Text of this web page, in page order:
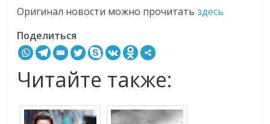
Оригинал новости можно прочитатьздесь
Поделиться
Читайте также: